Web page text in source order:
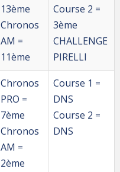
13ème
Chronos
AM =
11ème
Course 2 =
3ème
CHALLENGE
PIRELLI
Chronos
PRO =
7ème
Chronos
AM =
2ème
Course 1 =
DNS
Course 2 =
DNS